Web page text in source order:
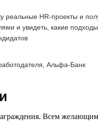
HR-проекты и
и увидеть, какие
Альфа-Банк
Всем желающим